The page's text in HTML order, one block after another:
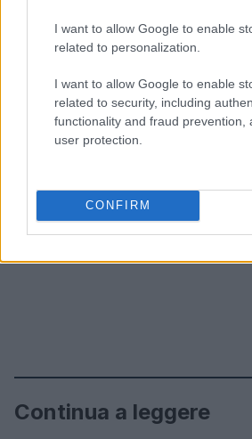
I want to allow Google to enable
related to personalization.
I want to allow Google to enable
related to security, including
functionality and fraud prevention,
user protection.
CONFIRM
Continua a leggere